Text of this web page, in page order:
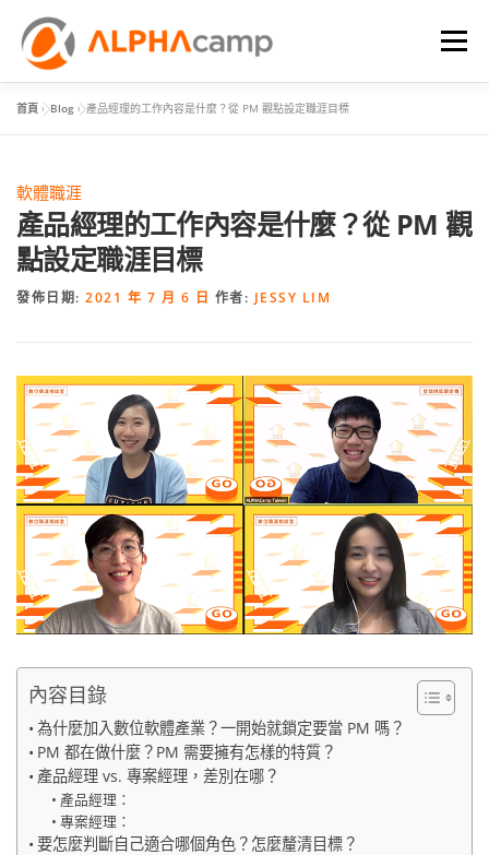
選單
FAQ
首頁 »Blog »產品經理的工作內容是什麼？從 PM 觀點設定職涯目標
軟體職涯
產品經理的工作內容是什麼？從 PM 觀
點設定職涯目標
發佈日期: 2021 年 7 月 6 日 作者: JESSY LIM
內容目錄
為什麼加入數位軟體產業？一開始就鎖定要當 PM 嗎？
PM 都在做什麼？PM 需要擁有怎樣的特質？
產品經理 vs. 專案經理，差別在哪？
產品經理：
專案經理：
要怎麼判斷自己適合哪個角色？怎麼釐清目標？